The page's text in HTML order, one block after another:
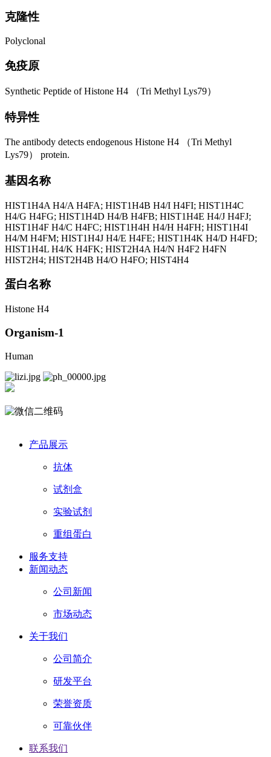
克隆性
Polyclonal
免疫原
Synthetic Peptide of Histone H4 （Tri Methyl Lys79）
特异性
The antibody detects endogenous Histone H4 （Tri Methyl
Lys79） protein.
基因名称
HIST1H4A H4/A H4FA; HIST1H4B H4/I H4FI; HIST1H4C
H4/G H4FG; HIST1H4D H4/B H4FB; HIST1H4E H4/J H4FJ;
HIST1H4F H4/C H4FC; HIST1H4H H4/H H4FH; HIST1H4I
H4/M H4FM; HIST1H4J H4/E H4FE; HIST1H4K H4/D H4FD;
HIST1H4L H4/K H4FK; HIST2H4A H4/N H4F2 H4FN
HIST2H4; HIST2H4B H4/O H4FO; HIST4H4
蛋白名称
Histone H4
Organism-1
Human
产品展示
抗体
试剂盒
实验试剂
重组蛋白
服务支持
新闻动态
公司新闻
市场动态
关于我们
公司简介
研发平台
荣誉资质
可靠伙伴
联系我们